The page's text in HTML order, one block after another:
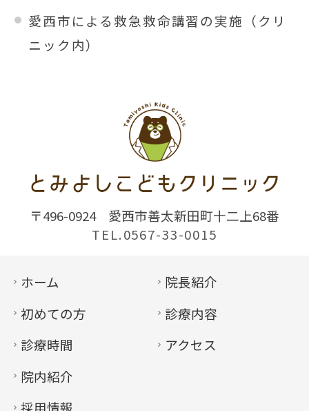
愛西市による救急救命講習の実施（クリ
ニック内）
〒496-0924
愛西市善太新田町十二上68番
TEL.0567-33-0015
ホーム
院長紹介
初めての方
診療内容
診療時間
アクセス
院内紹介